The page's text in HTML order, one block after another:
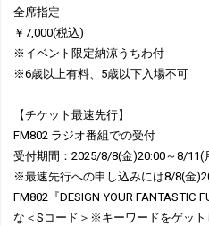
全席指定
￥7,000(税込)
※イベント限定納涼うちわ付
※6歳以上有料、5歳以下入場不可
【チケット最速先行】
FM802 ラジオ番組での受付
受付期間：2025/8/8(金)20:00～8/11(
※最速先行への申し込みには8/8(金
FM802『DESIGN YOUR FANTASTIC
な＜Sコード＞※キーワードをゲット